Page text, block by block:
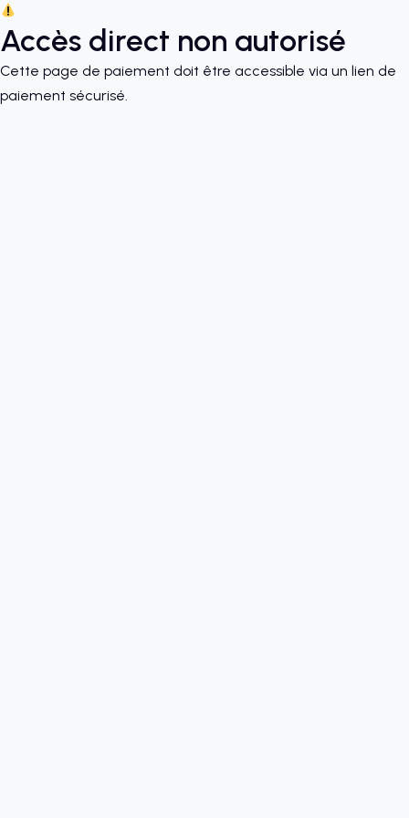
Accès direct non autorisé
Cette page de paiement doit être accessible via un lien de
paiement sécurisé.